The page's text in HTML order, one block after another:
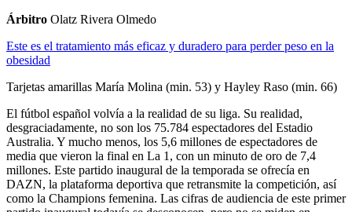
Árbitro Olatz Rivera Olmedo
Este es el tratamiento más eficaz y duradero para perder peso en la
obesidad
Tarjetas amarillas María Molina (min. 53) y Hayley Raso (min. 66)
El fútbol español volvía a la realidad de su liga. Su realidad,
desgraciadamente, no son los 75.784 espectadores del Estadio
Australia. Y mucho menos, los 5,6 millones de espectadores de
media que vieron la final en La 1, con un minuto de oro de 7,4
millones. Este partido inaugural de la temporada se ofrecía en
DAZN, la plataforma deportiva que retransmite la competición, así
como la Champions femenina. Las cifras de audiencia de este primer